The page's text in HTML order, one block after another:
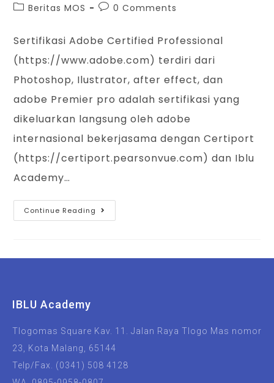
Beritas MOS
0 Comments
Sertifikasi Adobe Certified Professional
(https://www.adobe.com) terdiri dari
Photoshop, Ilustrator, after effect, dan
adobe Premier pro adalah sertifikasi yang
dikeluarkan langsung oleh adobe
internasional bekerjasama dengan Certiport
(https://certiport.pearsonvue.com) dan Iblu
Academy…
Continue Reading
IBLU Academy
Tlogomas Square Kav. 11. Jalan Raya Tlogo Mas nomor
23, Kota Malang, 65144
Telp/Fax. (0341) 508 4128